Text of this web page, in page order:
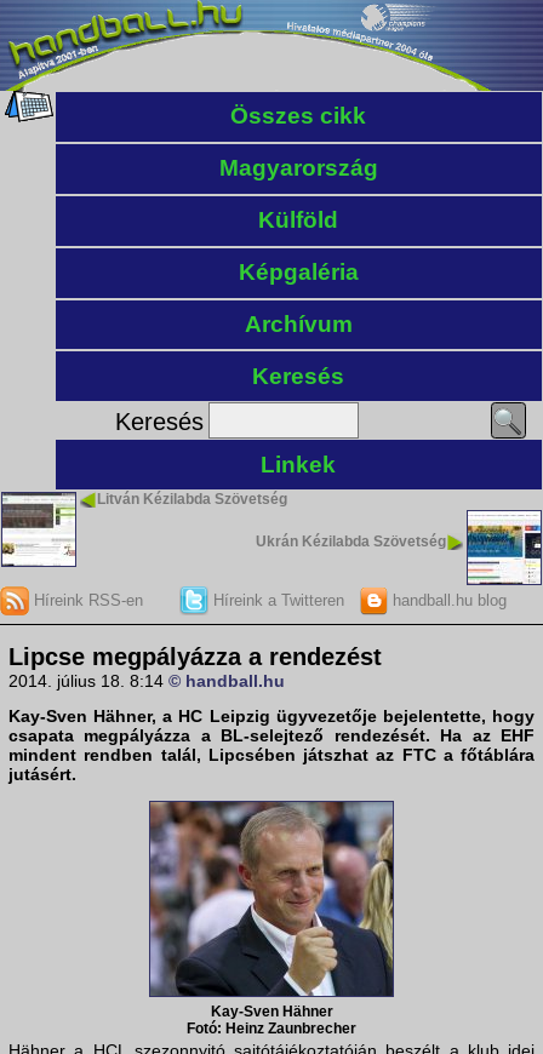
Összes cikk
Magyarország
Külföld
Képgaléria
Archívum
Keresés
Keresés
Linkek
Litván Kézilabda Szövetség
Ukrán Kézilabda Szövetség
Híreink RSS-en Híreink a Twitteren handball.hu blog
Lipcse megpályázza a rendezést
2014. július 18. 8:14 © handball.hu
Kay-Sven Hähner, a HC Leipzig ügyvezetője bejelentette, hogy
csapata megpályázza a BL-selejtező rendezését. Ha az EHF
mindent rendben talál, Lipcsében játszhat az FTCa főtáblára
jutásért.
Kay-Sven Hähner
Fotó: Heinz Zaunbrecher